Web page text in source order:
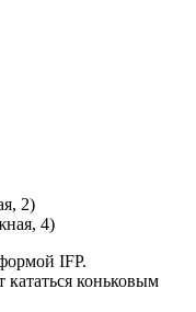
2)
4)
IFP.
кататься коньковым